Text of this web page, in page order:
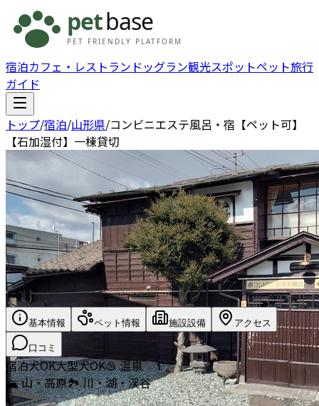
宿泊カフェ・レストラン ドッグラン観光スポットペット旅行
ガイド
トップ/宿泊/山形県/コンビニエステ風呂・宿【ペット可】
【石加湿付】一棟貸切
基本情報 ペット情報 施設設備 アクセス
口コミ
宿泊犬OK大型犬OK♨️ 温泉
🏔️ 山・高原🏞️ 川・湖・渓谷